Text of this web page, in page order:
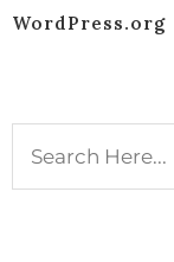
WordPress.org